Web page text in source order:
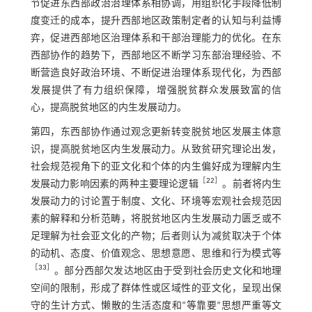
节促进东西部政治治理体系相协调，用组织化手段降低制
度变迁的成本，提升西部地区政策制定者的认知与利益博
弈，促进西部地区治理体系和干部治理能力的优化。在东
西部协作的趋势下，西部地区不断学习东部治理经验、不
断营造良好政治环境、不断促进治理体系现代化，为西部
发展提供了有力组织保障，增强脱贫群众发展致富的信
心，提高脱贫地区的内生发展动力。
第四，东西部协作通过观念更新转变脱贫地区发展主体意
识，提高脱贫地区内生发展动力。从致贫研究理论出发，
社会规范视角下的亚文化和个体的内生偏好成为理解内生
发展动力影响因素的两种主要理论逻辑［22］ 。前者将内生
发展动力的讨论置于制度、文化、环境等宏观社会规范因
素的解释和分析范畴，将脱贫地区内生发展动力匮乏或不
足理解为社会亚文化的产物；后者则认为减贫取决于个体
的动机、态度、价值观念、思想意愿、思维和行为模式等
［33］ 。部分西部欠发达地区由于受到社会历史文化和地理
空间的限制，形成了群体性或区域性的亚文化，呈现出保
守的生计方式、懒散的生活态度和“等靠要”思想严重等文